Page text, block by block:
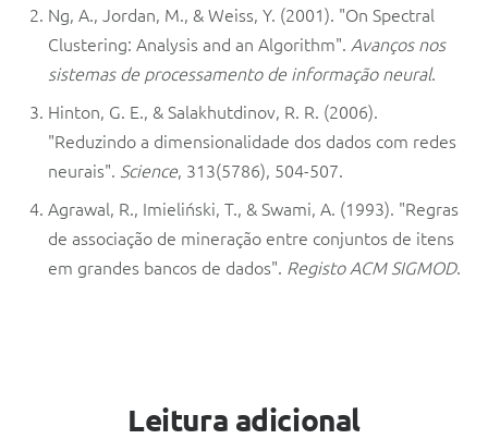
Ng, A., Jordan, M., & Weiss, Y. (2001). "On Spectral
Clustering: Analysis and an Algorithm". Avanços nos
sistemas de processamento de informação neural.
Hinton, G. E., & Salakhutdinov, R. R. (2006).
"Reduzindo a dimensionalidade dos dados com redes
neurais". Science, 313(5786), 504-507.
Agrawal, R., Imieliński, T., & Swami, A. (1993). "Regras
de associação de mineração entre conjuntos de itens
em grandes bancos de dados". Registo ACM SIGMOD.
Leitura adicional